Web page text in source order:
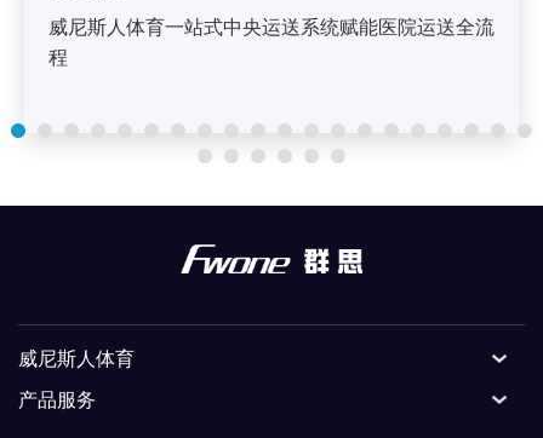
威尼斯人体育一站式中央运送系统赋能医院运送全流
程
威尼斯人体育
产品服务